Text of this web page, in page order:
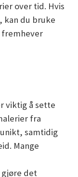
over tid. Hvis
kan du bruke
fremhever
viktig å sette
fra
samtidig
Mange
gjøre det